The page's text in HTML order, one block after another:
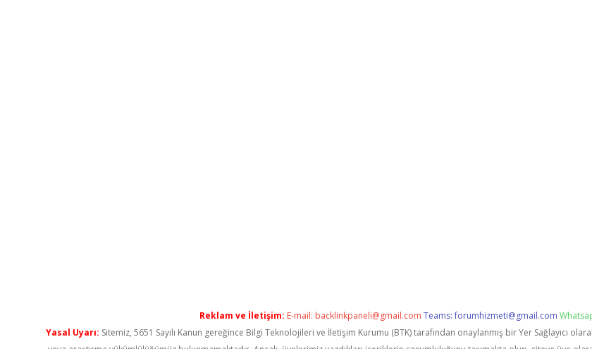
Reklam ve İletişim: E-mail: backlinkpaneli@gmail.com Teams:forumhizmeti@gmail.com
Yasal Uyarı: Sitemiz, 5651 Sayılı Kanun gereğince Bilgi Teknolojileri ve İletişim Kurumu (BTK) tarafından onaylanmış bir Yer